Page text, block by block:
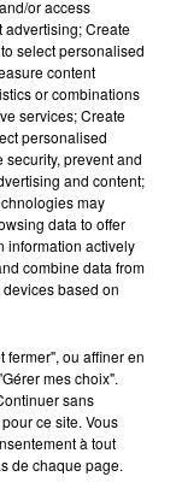
Homme
or access
advertising; Create
select personalised
content
or combinations
services; Create
personalised
prevent and
and content;
may
data to offer
information actively
combine data from
based on
fermer", ou affiner en
mes choix".
sans
ce site. Vous
à tout
de chaque page.